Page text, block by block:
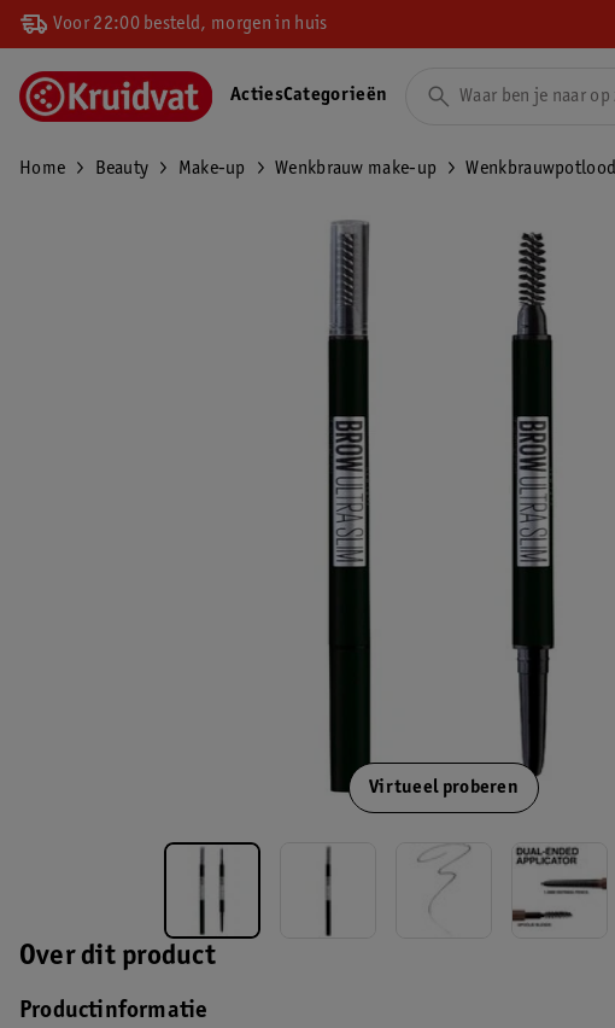
Voor 22:00 besteld, morgen in huis
ActiesCategorieën
Home Beauty Make-up Wenkbrauw make-up Wenkbrauwpotlood
Virtueel proberen
Over dit product
Productinformatie